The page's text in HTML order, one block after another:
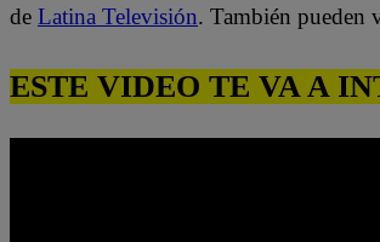
de Latina Televisión. También
ESTE VIDEO TE VA A